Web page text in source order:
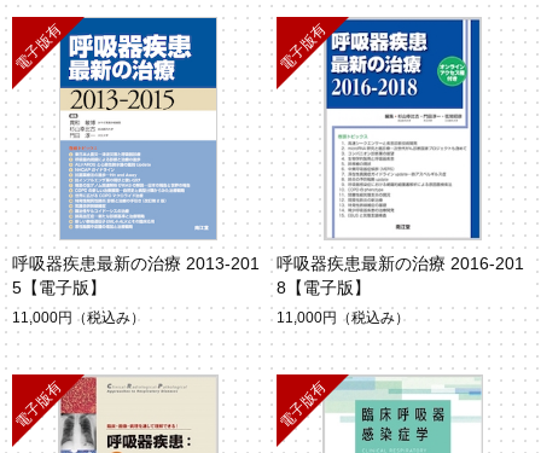
呼吸器疾患最新の治療 2013-201
5【電子版】
11,000円 （税込み）
呼吸器疾患最新の治療 2016-201
8【電子版】
11,000円 （税込み）